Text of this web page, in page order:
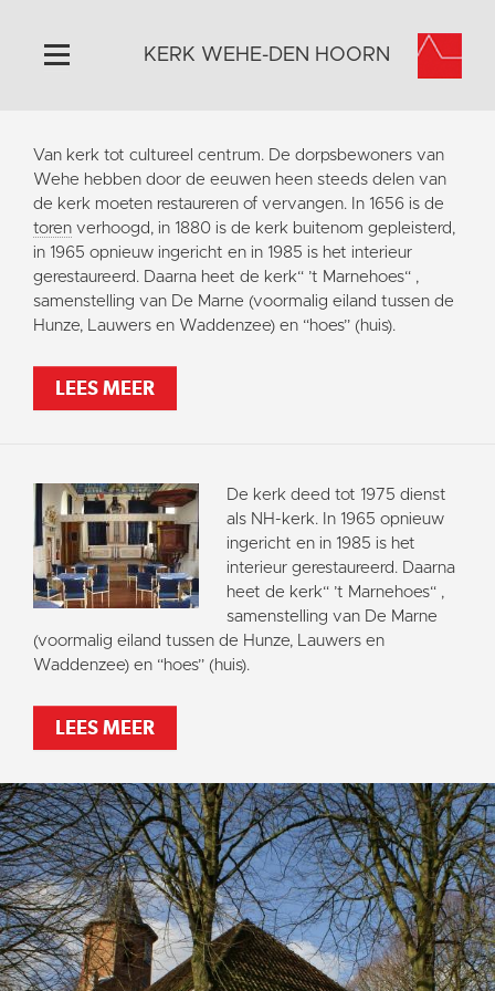
Home
Algemeen
Historie
Omgeving
Activiteiten
Steun ons
Contact
Vaktaal
KERK WEHE-DEN HOORN
Van kerk tot cultureel centrum. De dorpsbewoners van
Wehe hebben door de eeuwen heen steeds delen van
de kerk moeten restaureren of vervangen. In 1656 is de
toren verhoogd, in 1880 is de kerk buitenom gepleisterd,
in 1965 opnieuw ingericht en in 1985 is het interieur
gerestaureerd. Daarna heet de kerk“ ’t Marnehoes“ ,
samenstelling van De Marne (voormalig eiland tussen de
Hunze, Lauwers en Waddenzee) en “hoes” (huis).
LEES MEER
De kerk deed tot 1975 dienst
als NH-kerk. In 1965 opnieuw
ingericht en in 1985 is het
interieur gerestaureerd. Daarna
heet de kerk“ ’t Marnehoes“ ,
samenstelling van De Marne
(voormalig eiland tussen de Hunze, Lauwers en
Waddenzee) en “hoes” (huis).
LEES MEER